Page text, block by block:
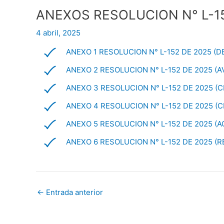
ANEXOS RESOLUCION N° L-
4 abril, 2025
ANEXO 1 RESOLUCION N° L-152 DE 2025
ANEXO 2 RESOLUCION N° L-152 DE 2025
ANEXO 3 RESOLUCION N° L-152 DE 2025
ANEXO 4 RESOLUCION N° L-152 DE 2025
ANEXO 5 RESOLUCION N° L-152 DE 2025
ANEXO 6 RESOLUCION N° L-152 DE 2025
← Entrada anterior